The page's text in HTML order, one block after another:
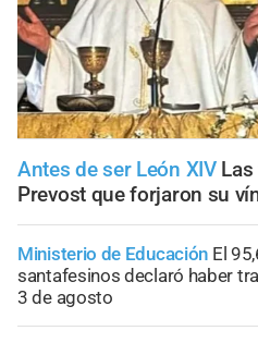
Antes de ser León XIV
Prevost que forjaron su
Ministerio de Educación El
santafesinos declaró haber
3 de agosto